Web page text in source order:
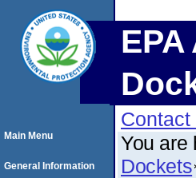
Contact
You are
Dockets
Main Menu
General Information